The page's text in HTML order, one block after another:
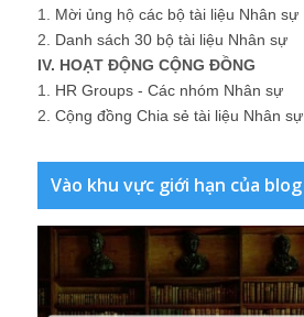
1. Mời ủng hộ các bộ tài liệu Nhân sự
2. Danh sách 30 bộ tài liệu Nhân sự
IV. HOẠT ĐỘNG CỘNG ĐỒNG
1. HR Groups - Các nhóm Nhân sự
2. Cộng đồng Chia sẻ tài liệu Nhân sự
Vào khu vực giới hạn của blog